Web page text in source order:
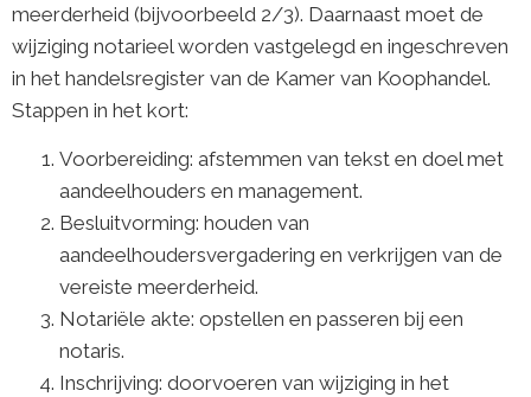
meerderheid (bijvoorbeeld 2/3). Daarnaast moet de
wijziging notarieel worden vastgelegd en ingeschreven
in het handelsregister van de Kamer van Koophandel.
Stappen in het kort:
Voorbereiding: afstemmen van tekst en doel met
aandeelhouders en management.
Besluitvorming: houden van
aandeelhoudersvergadering en verkrijgen van de
vereiste meerderheid.
Notariële akte: opstellen en passeren bij een
notaris.
Inschrijving: doorvoeren van wijziging in het